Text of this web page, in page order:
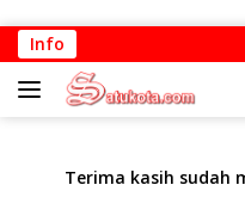
Langsung
ke
konten
Info
Terima kasih sudah